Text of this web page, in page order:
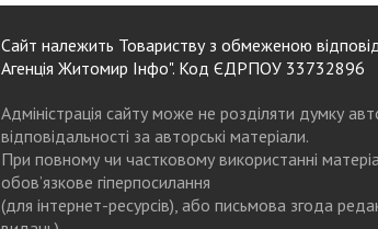
Сайт належить Товариству з обмеженою
Агенція Житомир Інфо". Код ЄДРПОУ 33732896
Адміністрація сайту може не розділяти думку
відповідальності за авторські матеріали.
При повному чи частковому використанні
обов’язкове гіперпосилання
(для інтернет-ресурсів), або письмова згода